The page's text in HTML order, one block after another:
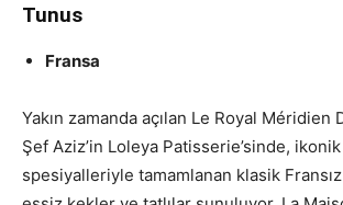
Tunus
Fransa
Yakın zamanda açılan Le Royal Méridien
Şef Aziz’in Loleya Patisserie’sinde,
spesiyalleriyle tamamlanan klasik